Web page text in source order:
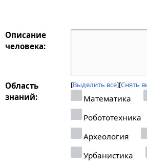
Описание
человека:
Область
знаний:
Выделить все Снять
Математика
Робототехника
Археология
Урбанистика